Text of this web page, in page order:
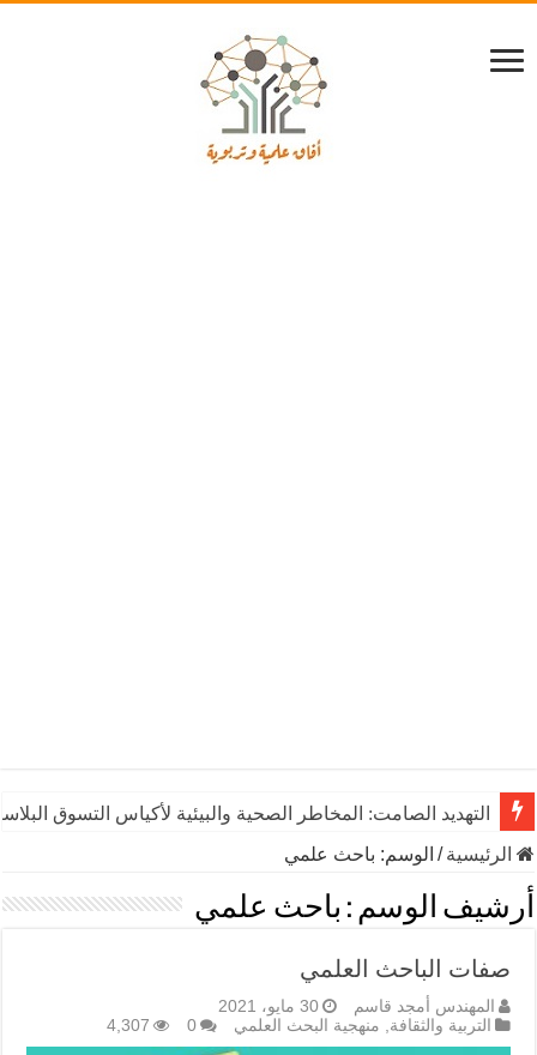
التهديد الصامت: المخاطر الصحية والبيئية لأكياس التسوق
الرئيسية/ الوسم: باحث علمي
أرشيف الوسم : باحث علمي
صفات الباحث العلمي
المهندس أمجد قاسم
30 مايو، 2021
التربية والثقافة, منهجية البحث العلمي 0
4,307